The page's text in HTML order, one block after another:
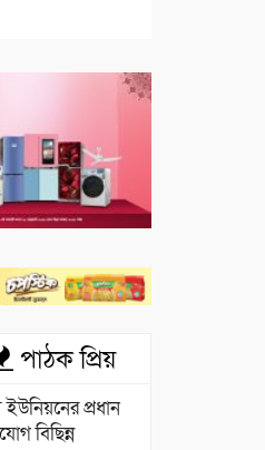
পাঠক প্রিয়
ইউনিয়নের প্রধান
বিছিন্ন